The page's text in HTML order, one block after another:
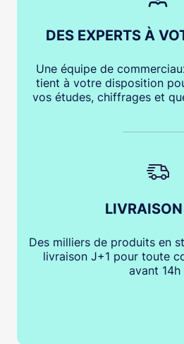
DES EXPERTS À
Une équipe de
tient à votre disposition
vos études, chiffrages et
Des milliers de produits en
livraison J+1 pour toute
avant 14h